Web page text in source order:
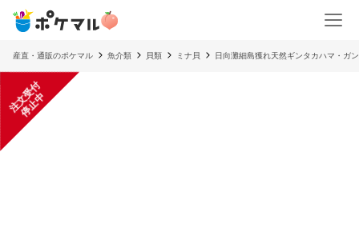
産直・通販のポケマル 魚介類 貝類 ミナ貝 日向灘細島獲れ天然ギンタカハマ・ガ
注
文
受
付
停
止
中